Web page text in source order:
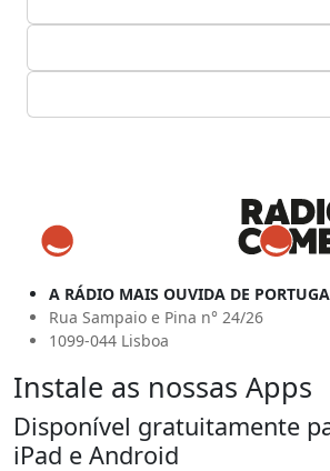
A RÁDIO MAIS OUVIDA DE
Rua Sampaio e Pina n° 24/26
1099-044 Lisboa
Instale as nossas Apps
Disponível gratuitamente
iPad e Android